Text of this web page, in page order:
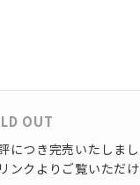
OUT
つき完売いたしまし
クよりご覧いただけ